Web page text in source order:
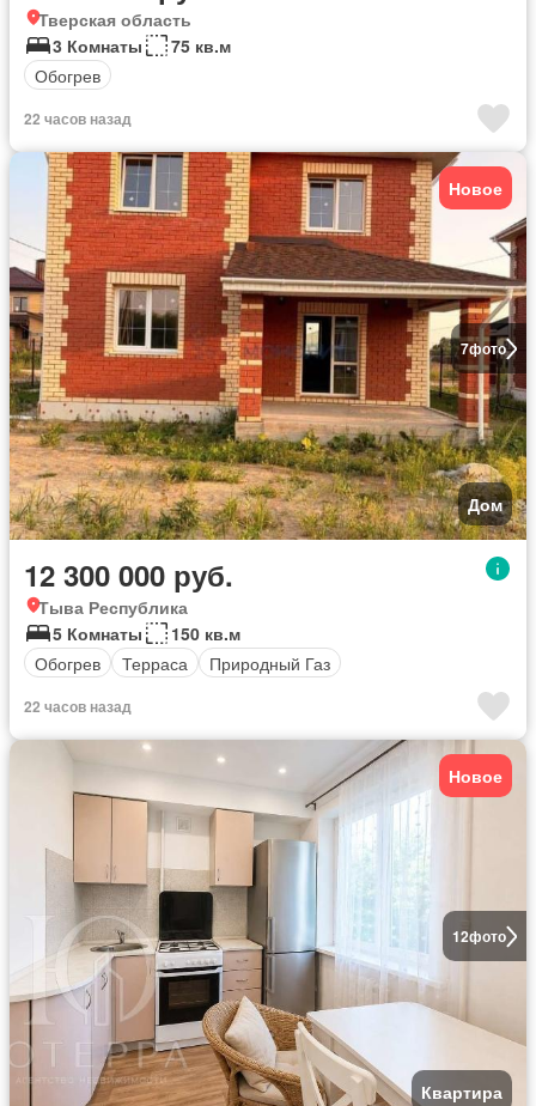
Тверская область
3 Комнаты
75 кв.м
Обогрев
22 часов назад
7фото
Новое
Дом
12 300 000 руб.
Тыва Республика
5 Комнаты
150 кв.м
Обогрев
Терраса Природный Газ
22 часов назад
12фото
Новое
Квартира